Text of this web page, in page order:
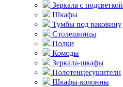
Зеркала с подсветкой
Шкафы
Тумбы под раковину
Столешницы
Полки
Комоды
Зеркала-шкафы
Полотенцесушители
Шкафы-колонны